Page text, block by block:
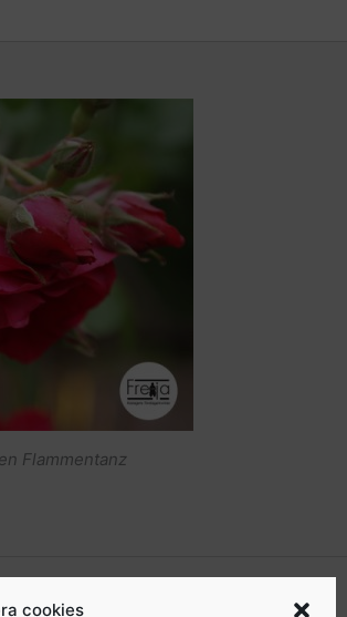
cookies
Flammentanz
. I den gruppen kan du som är